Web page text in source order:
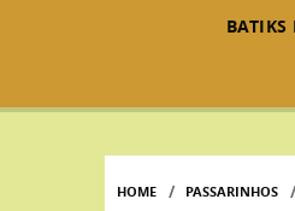
BATIKS
HOME PASSARINHOS